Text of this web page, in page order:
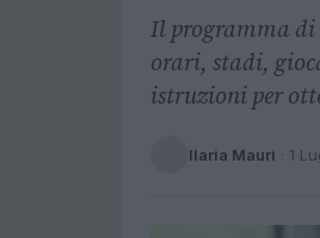
Il programma di
orari, stadi,
istruzioni per
Ilaria Mauri · 1